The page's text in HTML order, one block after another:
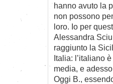
hanno avuto la
non possono
loro. Io per
Alessandra
raggiunto la
Italia: l’italiano
media, e
Oggi B.,